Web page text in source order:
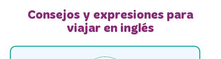
Consejos y expresiones para
viajar en inglés